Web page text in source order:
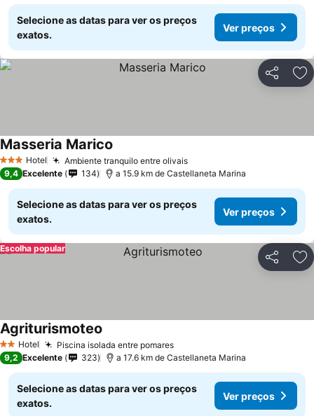
Selecione as datas para ver os preços
exatos.
Ver preços
Partilhar
3 EstrelasHotel Ambiente tranquilo entre olivais
Masseria Marico
9,4 Excelente 134 a 15.9 km de Castellaneta Marina
Selecione as datas para ver os preços
exatos.
Ver preços
Partilhar
Escolha popular
2 Estrelas
Hotel Piscina isolada entre pomares
Agriturismoteo
9,2 Excelente 323 a 17.6 km de Castellaneta Marina
Selecione as datas para ver os preços
exatos.
Ver preços